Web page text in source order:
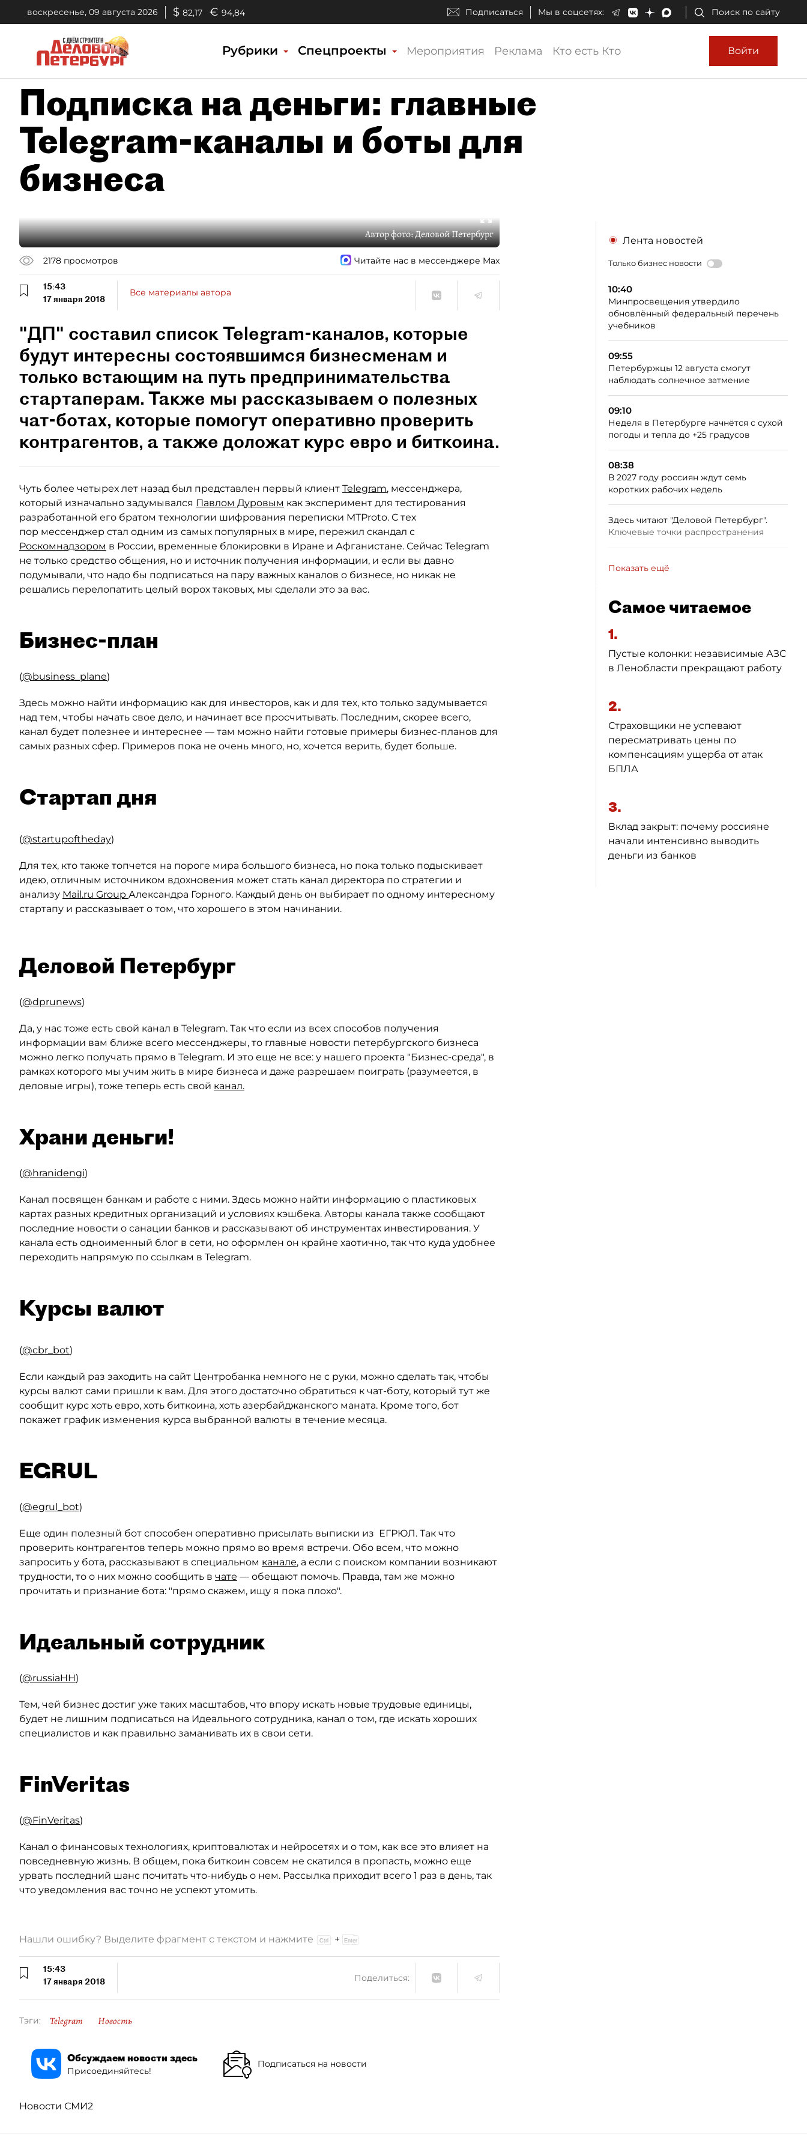
воскресенье, 09 августа 2026 $ 82,17 € 94,84 Подписаться Мы в соцсетях: Поиск по сайту
Рубрики Спецпроекты Мероприятия Реклама Кто есть Кто Войти
Подписка на деньги: главные
Telegram-каналы и боты для
бизнеса
Автор фото:Деловой Петербург
2178 просмотров Читайте нас в мессенджере Max
15:43
17 января 2018
Все материалы автора
"ДП" составил список Telegram-каналов, которые
будут интересны состоявшимся бизнесменам и
только встающим на путь предпринимательства
стартаперам. Также мы рассказываем о полезных
чат-ботах, которые помогут оперативно проверить
контрагентов, а также доложат курс евро и биткоина.
Чуть более четырех лет назад был представлен первый клиент Telegram, мессенджера,
который изначально задумывался Павлом Дуровым как эксперимент для тестирования
разработанной его братом технологии шифрования переписки MTProto. С тех
пор мессенджер стал одним из самых популярных в мире, пережил скандал с
Роскомнадзором в России, временные блокировки в Иране и Афганистане. Сейчас Telegram
не только средство общения, но и источник получения информации, и если вы давно
подумывали, что надо бы подписаться на пару важных каналов о бизнесе, но никак не
решались перелопатить целый ворох таковых, мы сделали это за вас.
Бизнес-план
(@business_plane)
Здесь можно найти информацию как для инвесторов, как и для тех, кто только задумывается
над тем, чтобы начать свое дело, и начинает все просчитывать. Последним, скорее всего,
канал будет полезнее и интереснее — там можно найти готовые примеры бизнес-планов для
самых разных сфер. Примеров пока не очень много, но, хочется верить, будет больше.
Стартап дня
(@startupoftheday)
Для тех, кто также топчется на пороге мира большого бизнеса, но пока только подыскивает
идею, отличным источником вдохновения может стать канал директора по стратегии и
анализу Mail.ru Group Александра Горного. Каждый день он выбирает по одному интересному
стартапу и рассказывает о том, что хорошего в этом начинании.
Деловой Петербург
(@dprunews)
Да, у нас тоже есть свой канал в Telegram. Так что если из всех способов получения
информации вам ближе всего мессенджеры, то главные новости петербургского бизнеса
можно легко получать прямо в Telegram. И это еще не все: у нашего проекта "Бизнес-среда", в
рамках которого мы учим жить в мире бизнеса и даже разрешаем поиграть (разумеется, в
деловые игры), тоже теперь есть свой канал.
Храни деньги!
(@hranidengi)
Канал посвящен банкам и работе с ними. Здесь можно найти информацию о пластиковых
картах разных кредитных организаций и условиях кэшбека. Авторы канала также сообщают
последние новости о санации банков и рассказывают об инструментах инвестирования. У
канала есть одноименный блог в сети, но оформлен он крайне хаотично, так что куда удобнее
переходить напрямую по ссылкам в Telegram.
Курсы валют
(@cbr_bot)
Если каждый раз заходить на сайт Центробанка немного не с руки, можно сделать так, чтобы
курсы валют сами пришли к вам. Для этого достаточно обратиться к чат-боту, который тут же
сообщит курс хоть евро, хоть биткоина, хоть азербайджанского маната. Кроме того, бот
покажет график изменения курса выбранной валюты в течение месяца.
EGRUL
(@egrul_bot)
Еще один полезный бот способен оперативно присылать выписки из ЕГРЮЛ. Так что
проверить контрагентов теперь можно прямо во время встречи. Обо всем, что можно
запросить у бота, рассказывают в специальном канале, а если с поиском компании возникают
трудности, то о них можно сообщить в чате — обещают помочь. Правда, там же можно
прочитать и признание бота: "прямо скажем, ищу я пока плохо".
Идеальный сотрудник
(@russiaHH)
Тем, чей бизнес достиг уже таких масштабов, что впору искать новые трудовые единицы,
будет не лишним подписаться на Идеального сотрудника, канал о том, где искать хороших
специалистов и как правильно заманивать их в свои сети.
FinVeritas
(@FinVeritas)
Канал о финансовых технологиях, криптовалютах и нейросетях и о том, как все это влияет на
повседневную жизнь. В общем, пока биткоин совсем не скатился в пропасть, можно еще
урвать последний шанс почитать что-нибудь о нем. Рассылка приходит всего 1 раз в день, так
что уведомления вас точно не успеют утомить.
Лента новостей
Только бизнес новости
10:40
Минпросвещения утвердило
обновлённый федеральный перечень
учебников
09:55
Петербуржцы 12 августа смогут
наблюдать солнечное затмение
09:10
Неделя в Петербурге начнётся с сухой
погоды и тепла до +25 градусов
08:38
В 2027 году россиян ждут семь
коротких рабочих недель
Здесь читают "Деловой Петербург".
Ключевые точки распространения
Показать ещё
Самое читаемое
1.
Пустые колонки: независимые АЗС
в Ленобласти прекращают работу
2.
Страховщики не успевают
пересматривать цены по
компенсациям ущерба от атак
БПЛА
3.
Вклад закрыт: почему россияне
начали интенсивно выводить
деньги из банков
Нашли ошибку? Выделите фрагмент с текстом и нажмите +
15:43
17 января 2018
Поделиться:
Тэги: Telegram Новость
Обсуждаем новости здесь
Присоединяйтесь!
Подписаться на новости
Новости СМИ2